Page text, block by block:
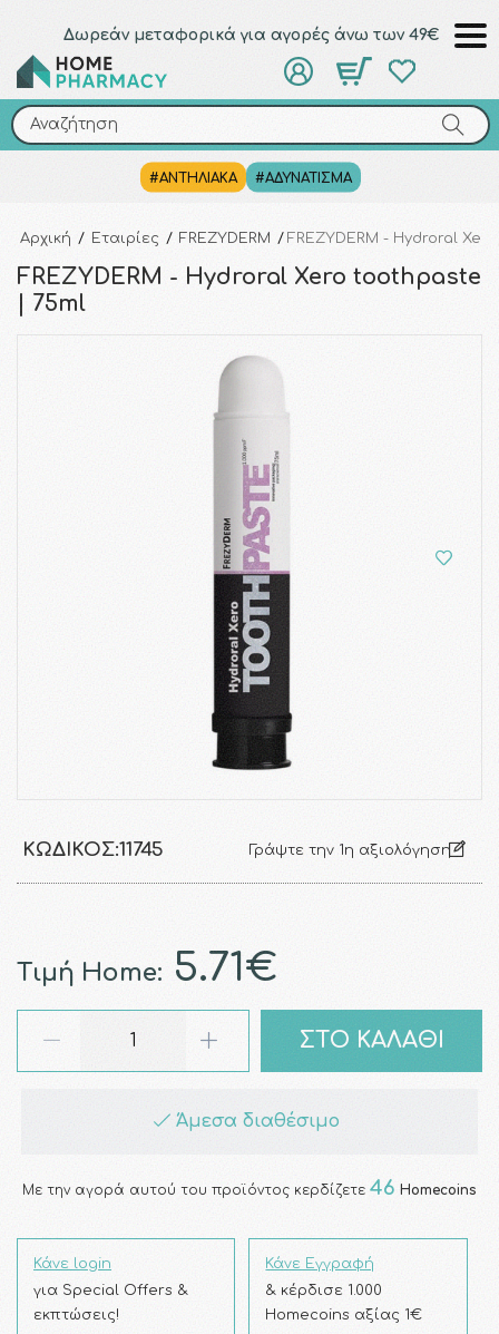
Δωρεάν μεταφορικά για αγορές άνω των 49€
Αναζήτηση
#ΑΝΤΗΛΙΑΚΑ #ΑΔΥΝΑΤΙΣΜΑ
Αναζήτηση
Αρχική / Εταιρίες / FREZYDERM / FREZYDERM - Hydroral
FREZYDERM - Hydroral Xero toothpaste
| 75ml
ΚΩΔΙΚΌΣ:11745 Γράψτε την 1η αξιολόγηση
Τιμή Home: 5.71€
ΣΤΟ ΚΑΛΑΘΙ
Άμεσα διαθέσιμο
Με την αγορά αυτού του προϊόντος κερδίζετε 46 Homecoins
Κάνε login
για Special Offers &
εκπτώσεις!
Κάνε Εγγραφή
& κέρδισε 1.000
Homecoins αξίας 1€